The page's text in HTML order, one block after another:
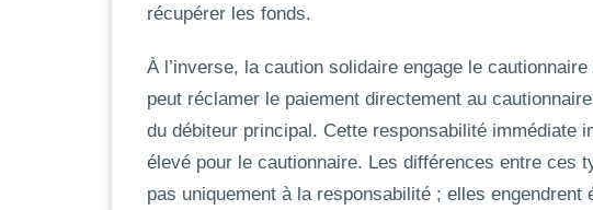
récupérer les fonds.
À l’inverse, la caution solidaire engage le
peut réclamer le paiement directement au
du débiteur principal. Cette responsabilité immédiate
élevé pour le cautionnaire. Les différences entre ces
pas uniquement à la responsabilité ; elles engendrent